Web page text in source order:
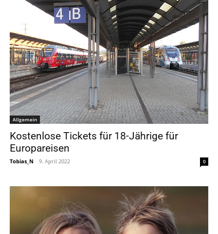
Allgemein
Kostenlose Tickets für 18-Jährige für
Europareisen
Tobias_N - 9. April 2022 0